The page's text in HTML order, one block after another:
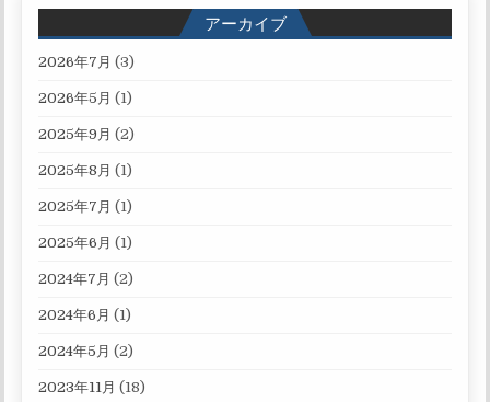
アーカイブ
2026年7月 (3)
2026年5月 (1)
2025年9月 (2)
2025年8月 (1)
2025年7月 (1)
2025年6月 (1)
2024年7月 (2)
2024年6月 (1)
2024年5月 (2)
2023年11月 (18)